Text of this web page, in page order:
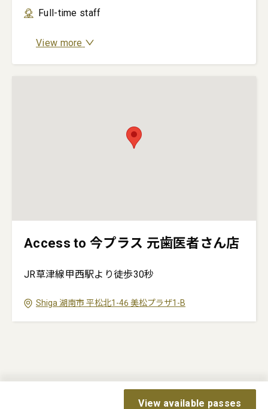
Full-time staff
View more
Access to 今プラス 元歯医者さん店
JR草津線甲西駅より徒歩30秒
Shiga 湖南市 平松北1-46美松プラザ1-B
View available passes